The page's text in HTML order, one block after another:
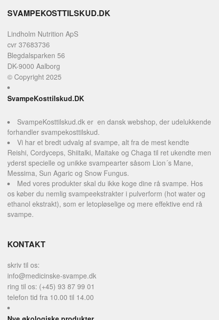
SVAMPEKOSTTILSKUD.DK
Lindholm Nutrition ApS
cvr 37683736
Blegdalsparken 56
DK-9000 Aalborg
© Copyright 2025
SvampeKosttilskud.DK
SvampeKosttilskud.dk er en dansk webshop, der udelukkende
forhandler svampekosttilskud.
Vi har et bredt udvalg af svampe, alt fra de mest kendte
Reishi, Cordyceps, Shiitalki, Maitake og Chaga til ret ukendte men
yderst specielle og unikke svampearter såsom Lion´s Mane,
Messima, Sun Agaric og Snow Fungus.
Med vores produkter skal du ikke koge dine rå svampe. Hos
os køber du nemlig svampeekstrakter i pulverform (hot water og
ethanol ekstrakt), som er letopløselige og mere effektive end rå
svampe.
KONTAKT
skriv til os:
info@medicinske-svampe.dk
ring til os: (+45) 93 87 99 01
telefon tid fra 10.00 til 14.00